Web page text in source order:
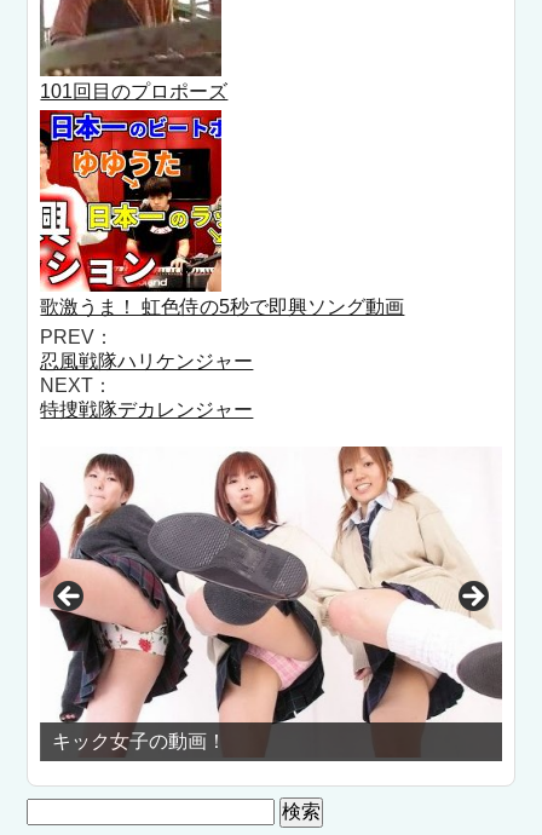
101回目のプロポーズ
歌激うま！ 虹色侍の5秒で即興ソング動画
PREV：
忍風戦隊ハリケンジャー
NEXT：
特捜戦隊デカレンジャー